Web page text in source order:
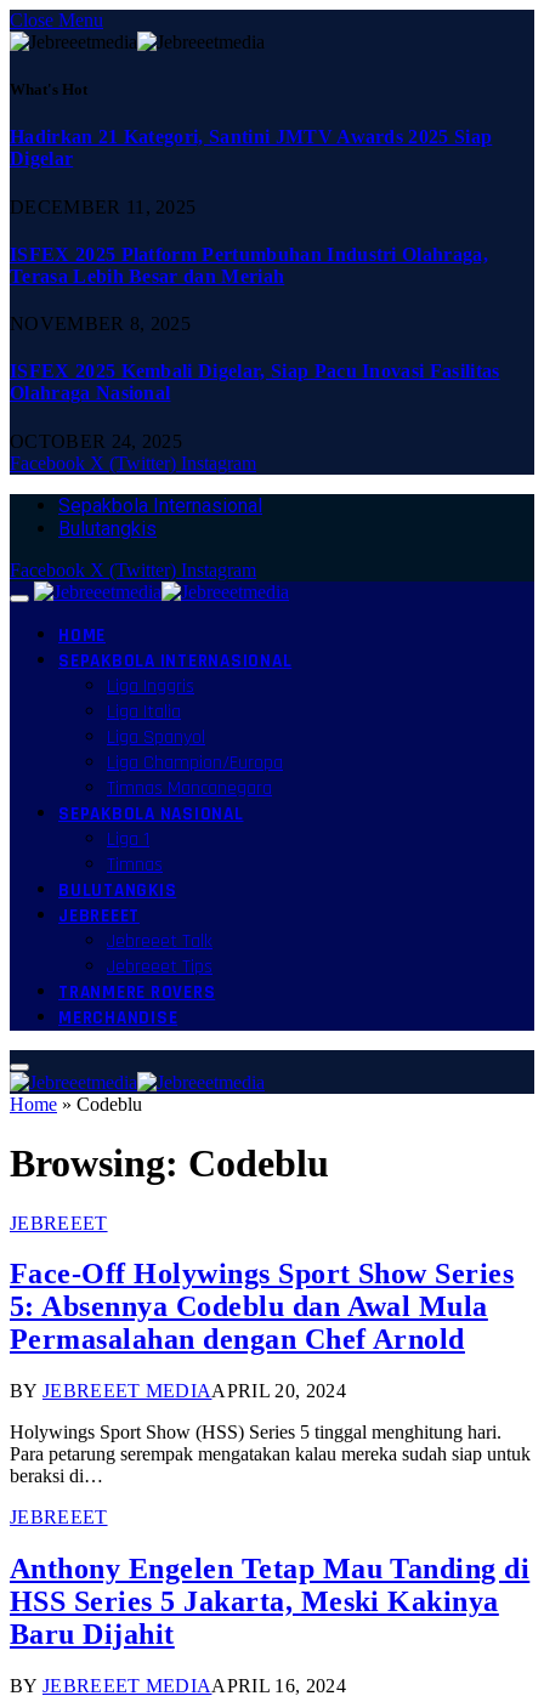
Close Menu
What's Hot
Hadirkan 21 Kategori, Santini JMTV Awards 2025 Siap
Digelar
DECEMBER 11, 2025
ISFEX 2025 Platform Pertumbuhan Industri Olahraga,
Terasa Lebih Besar dan Meriah
NOVEMBER 8, 2025
ISFEX 2025 Kembali Digelar, Siap Pacu Inovasi Fasilitas
Olahraga Nasional
OCTOBER 24, 2025
Facebook X (Twitter) Instagram
Sepakbola Internasional
Bulutangkis
Facebook X (Twitter) Instagram
HOME
SEPAKBOLA INTERNASIONAL
Liga Inggris
Liga Italia
Liga Spanyol
Liga Champion/Europa
Timnas Mancanegara
SEPAKBOLA NASIONAL
Liga 1
Timnas
BULUTANGKIS
JEBREEET
Jebreeet Talk
Jebreeet Tips
TRANMERE ROVERS
MERCHANDISE
Home » Codeblu
Browsing: Codeblu
JEBREEET
Face-Off Holywings Sport Show Series
5: Absennya Codeblu dan Awal Mula
Permasalahan dengan Chef Arnold
BY JEBREEET MEDIAAPRIL 20, 2024
Holywings Sport Show (HSS) Series 5 tinggal menghitung hari.
Para petarung serempak mengatakan kalau mereka sudah siap untuk
beraksi di…
JEBREEET
Anthony Engelen Tetap Mau Tanding di
HSS Series 5 Jakarta, Meski Kakinya
Baru Dijahit
BY JEBREEET MEDIAAPRIL 16, 2024